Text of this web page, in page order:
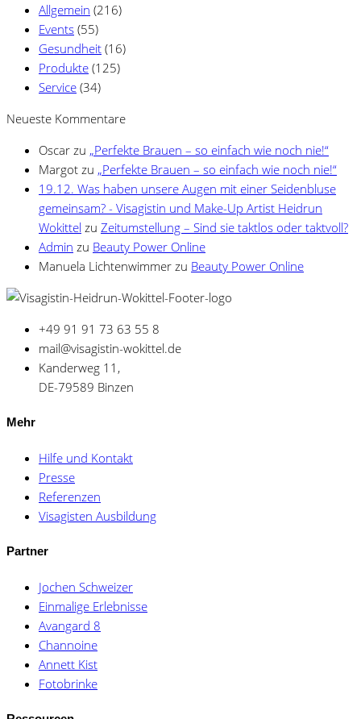
Allgemein (216)
Events (55)
Gesundheit (16)
Produkte (125)
Service (34)
Neueste Kommentare
Oscar zu „Perfekte Brauen – so einfach wie noch nie!“
Margot zu „Perfekte Brauen – so einfach wie noch nie!“
19.12. Was haben unsere Augen mit einer Seidenbluse
gemeinsam? - Visagistin und Make-Up Artist Heidrun
Wokittel zu Zeitumstellung – Sind sie taktlos oder taktvoll?
Admin zu Beauty Power Online
Manuela Lichtenwimmer zu Beauty Power Online
+49 91 91 73 63 55 8
mail@visagistin-wokittel.de
Kanderweg 11,
DE-79589 Binzen
Mehr
Hilfe und Kontakt
Presse
Referenzen
Visagisten Ausbildung
Partner
Jochen Schweizer
Einmalige Erlebnisse
Avangard 8
Channoine
Annett Kist
Fotobrinke